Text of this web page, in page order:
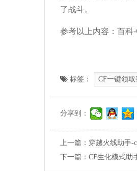
了战斗。
参考以上内容：百科
标签： CF一键领取
分享到：
上一篇： 穿越火线助手-
下一篇： CF生化模式助